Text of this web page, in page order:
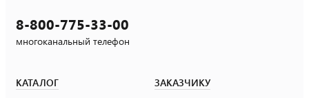
8-800-775-33-00
многоканальный телефон
КАТАЛОГ ЗАКАЗЧИКУ